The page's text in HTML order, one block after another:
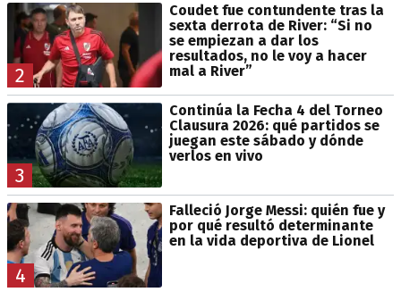
2
Coudet fue contundente tras la
sexta derrota de River: “Si no
se empiezan a dar los
resultados, no le voy a hacer
mal a River”
3
Continúa la Fecha 4 del Torneo
Clausura 2026: qué partidos se
juegan este sábado y dónde
verlos en vivo
4
Falleció Jorge Messi: quién fue y
por qué resultó determinante
en la vida deportiva de Lionel